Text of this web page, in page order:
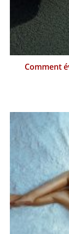
Comment